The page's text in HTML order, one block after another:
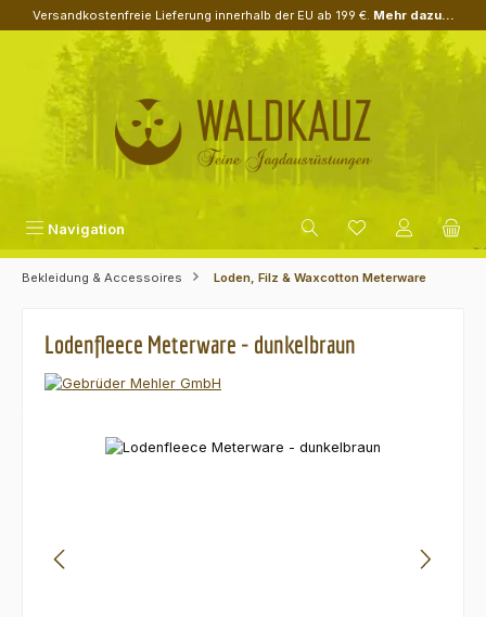
Zum Hauptinhalt springen
Versandkostenfreie Lieferung innerhalb der EU ab 199 €. Mehr dazu...
Navigation
Bekleidung & Accessoires Loden, Filz & Waxcotton Meterware
Lodenfleece Meterware - dunkelbraun
Bildergalerie überspringen